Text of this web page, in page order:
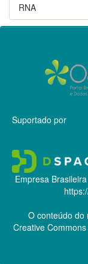
RNA
Suportado por
Empresa
O conteúdo do
Creative Commons